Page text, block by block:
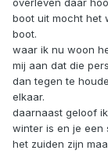
overleven daar
boot uit mocht het
boot.
waar ik nu woon
mij aan dat die
dan tegen te
elkaar.
daarnaast geloof
winter is en je een
het zuiden zijn